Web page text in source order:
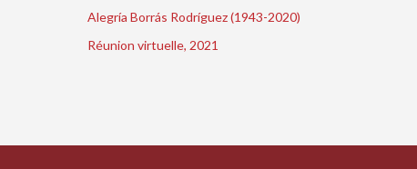
Alegría Borrás Rodríguez (1943-2020)
Réunion virtuelle, 2021